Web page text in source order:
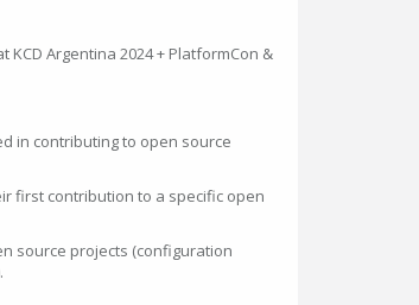
Argentina 2024 + PlatformCon &
in contributing to open source
first contribution to a specific open
source projects (configuration